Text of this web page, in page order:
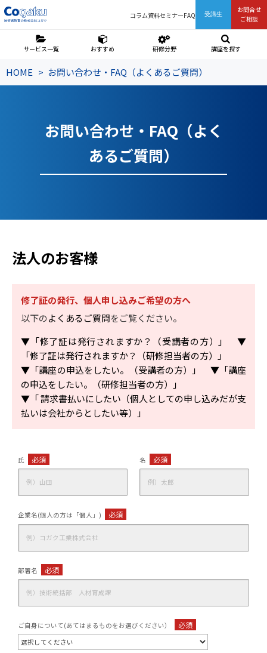
コラム資料セミナーFAQ 受講生
お問合せ
ご相談
サービス一覧 おすすめ 研修分野 講座を探す
HOME お問い合わせ・FAQ（よくあるご質問）
お問い合わせ・FAQ（よく
あるご質問）
法人のお客様
修了証の発行、個人申し込みご希望の方へ
以下のよくあるご質問をご覧ください。
▼「修了証は発行されますか？（受講者の方）」
▼
「修了証は発行されますか？（研修担当者の方）」
▼「講座の申込をしたい。（受講者の方）」
▼「講座
の申込をしたい。（研修担当者の方）」
▼「 請求書払いにしたい（個人としての申し込みだが支
払いは会社からとしたい等）」
氏 必須 名 必須
企業名(個人の方は「個人」) 必須
部署名 必須
ご自身について(あてはまるものをお選びください） 必須